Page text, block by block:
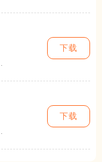
下载
下载